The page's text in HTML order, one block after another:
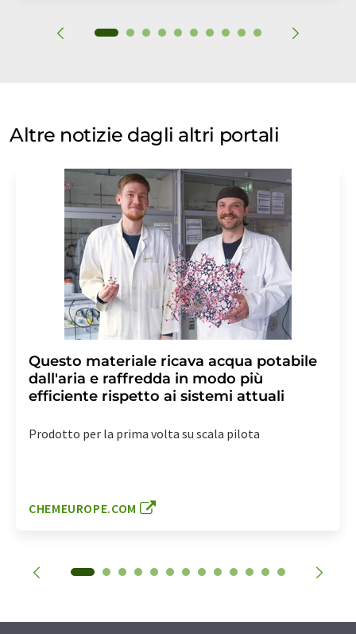
Altre notizie dagli altri portali
Questo materiale ricava acqua potabile
dall'aria e raffredda in modo più
efficiente rispetto ai sistemi attuali
Prodotto per la prima volta su scala pilota
CHEMEUROPE.COM